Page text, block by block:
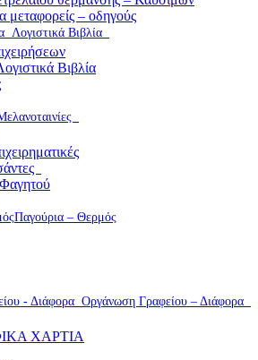
μεταφορείς – οδηγούς
Λογιστικά Βιβλία
Βιβλία
Παγούρια – Θερμός
Οργάνωση Γραφείου – Διάφορα
ΧΑΡΤΙΑ